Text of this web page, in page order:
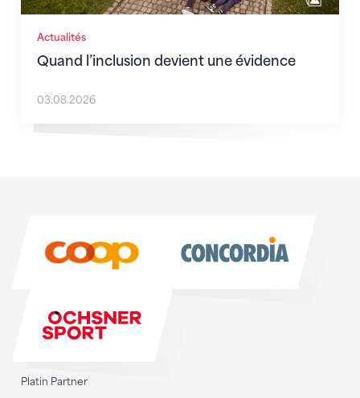
Actualités
Quand l’inclusion devient une évidence
03.08.2026
Platin Partner